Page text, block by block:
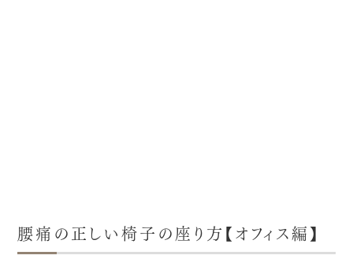
腰痛の正しい椅子の座り方【オフィス編】